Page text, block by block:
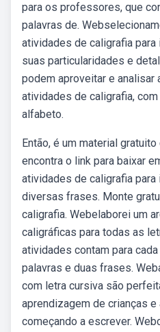
para os professores, que
palavras de.
atividades de caligrafia para
suas particularidades e
podem aproveitar e analisar
atividades de caligrafia,
alfabeto.
Então, é um material
encontra o link para baixar
atividades de caligrafia
diversas frases. Monte
caligrafia. Webelaborei um
caligráficas para todas as
atividades contam para
palavras e duas frases.
com letra cursiva são
aprendizagem de crianças
começando a escrever.